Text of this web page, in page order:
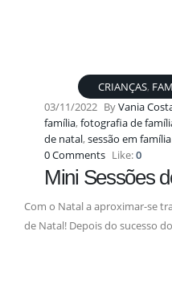
03/11/2022 ByVania
CRIANÇAS,
família,fotografia de
de natal,sessão em família
0 Comments Like:0
Mini Sessões
Com o Natal a aproximar-se
de Natal! Depois do sucesso